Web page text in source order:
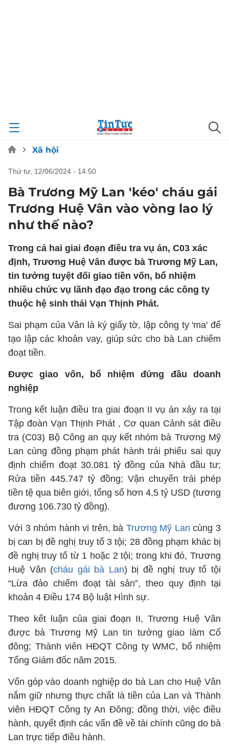
Xã hội
thứ tư, 12/06/2024 - 14:50
Bà Trương Mỹ Lan 'kéo' cháu gái
Trương Huệ Vân vào vòng lao lý
như thế nào?
Trong cả hai giai đoạn điều tra vụ án, C03 xác
định, Trương Huệ Vân được bà Trương Mỹ Lan,
tin tưởng tuyệt đối giao tiền vốn, bổ nhiệm
nhiều chức vụ lãnh đạo đạo trong các công ty
thuộc hệ sinh thái Vạn Thịnh Phát.
Sai phạm của Vân là ký giấy tờ, lập công ty 'ma' để
tạo lập các khoản vay, giúp sức cho bà Lan chiếm
đoạt tiền.
Được giao vốn, bổ nhiệm đứng đầu doanh
nghiệp
Trong kết luận điều tra giai đoạn II vụ án xảy ra tại
Tập đoàn Vạn Thịnh Phát , Cơ quan Cảnh sát điều
tra (C03) Bộ Công an quy kết nhóm bà Trương Mỹ
Lan cùng đồng phạm phát hành trái phiếu sai quy
định chiếm đoạt 30.081 tỷ đồng của Nhà đầu tư;
Rửa tiền 445.747 tỷ đồng; Vận chuyển trái phép
tiền tệ qua biên giới, tổng số hơn 4,5 tỷ USD (tương
đương 106.730 tỷ đồng).
Với 3 nhóm hành vi trên, bà Trương Mỹ Lan cùng 3
bị can bị đề nghị truy tố 3 tội; 28 đồng phạm khác bị
đề nghị truy tố từ 1 hoặc 2 tội; trong khi đó, Trương
Huệ Vân (cháu gái bà Lan) bị đề nghị truy tố tội
“Lừa đảo chiếm đoạt tài sản”, theo quy định tại
khoản 4 Điều 174 Bộ luật Hình sự.
Theo kết luận của giai đoạn II, Trương Huệ Vân
được bà Trương Mỹ Lan tin tưởng giao làm Cổ
đông; Thành viên HĐQT Công ty WMC, bổ nhiệm
Tổng Giám đốc năm 2015.
Vốn góp vào doanh nghiệp do bà Lan cho Huệ Vân
nắm giữ nhưng thực chất là tiền của Lan và Thành
viên HĐQT Công ty An Đông; đồng thời, việc điều
hành, quyết định các vấn đề về tài chính cũng do bà
Lan trực tiếp điều hành.